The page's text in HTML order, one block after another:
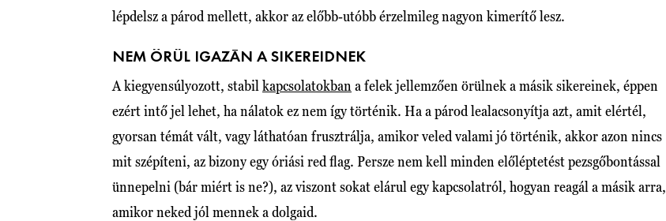
lépdelsz a párod mellett, akkor az előbb-utóbb érzelmileg nagyon kimerítő lesz.
NEM ÖRÜL IGAZÁN A SIKEREIDNEK
A kiegyensúlyozott, stabil kapcsolatokban a felek jellemzően örülnek a másik sikereinek, éppen
ezért intő jel lehet, ha nálatok ez nem így történik. Ha a párod lealacsonyítja azt, amit elértél,
gyorsan témát vált, vagy láthatóan frusztrálja, amikor veled valami jó történik, akkor azon nincs
mit szépíteni, az bizony egy óriási red flag. Persze nem kell minden előléptetést pezsgőbontással
ünnepelni (bár miért is ne?), az viszont sokat elárul egy kapcsolatról, hogyan reagál a másik arra,
amikor neked jól mennek a dolgaid.